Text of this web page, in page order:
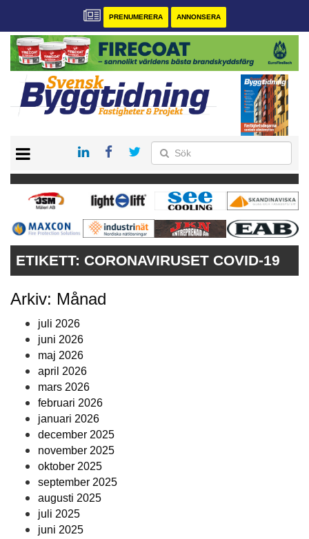
PRENUMERERA ANNONSERA
PRENUMERERA
VÅRA ANDRA MAGASIN
ANNONSERA
ETIKETT: CORONAVIRUSET COVID-19
Arkiv: Månad
juli 2026
juni 2026
maj 2026
april 2026
mars 2026
februari 2026
januari 2026
december 2025
november 2025
oktober 2025
september 2025
augusti 2025
juli 2025
juni 2025